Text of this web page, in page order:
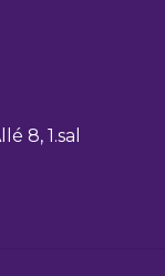
8, 1.sal